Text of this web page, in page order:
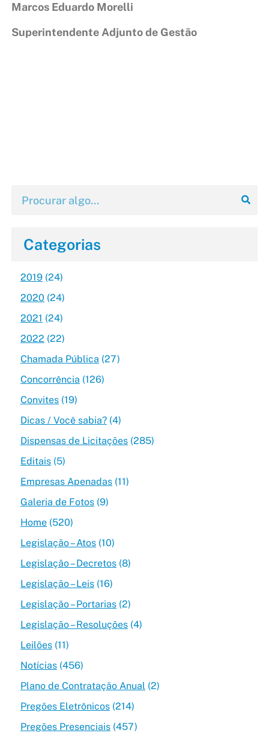
Marcos Eduardo Morelli
Superintendente Adjunto de Gestão
Categorias
2019(24)
2020 (24)
2021 (24)
2022 (22)
Chamada Pública (27)
Concorrência (126)
Convites(19)
Dicas / Você sabia?(4)
Dispensas de Licitações(285)
Editais(5)
Empresas Apenadas(11)
Galeria de Fotos(9)
Home(520)
Legislação – Atos(10)
Legislação – Decretos(8)
Legislação – Leis(16)
Legislação – Portarias(2)
Legislação – Resoluções(4)
Leilões(11)
Notícias(456)
Plano de Contratação Anual (2)
Pregões Eletrônicos(214)
Pregões Presenciais(457)